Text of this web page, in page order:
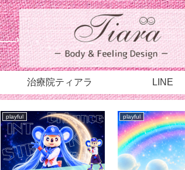
治療院ティアラ LINE
playful playful